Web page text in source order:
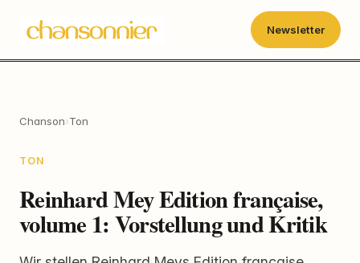
Newsletter
Chanson›Ton
TON
Reinhard Mey Edition française,
volume 1: Vorstellung und Kritik